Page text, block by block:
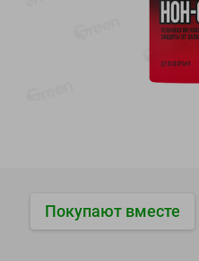
24
4.99
Покупают вместе